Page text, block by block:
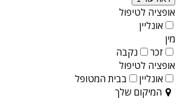
אופציה לטיפול
אונליין
מין
זכר
נקבה
אופציה לטיפול
אונליין
בבית המטופל
המיקום שלך